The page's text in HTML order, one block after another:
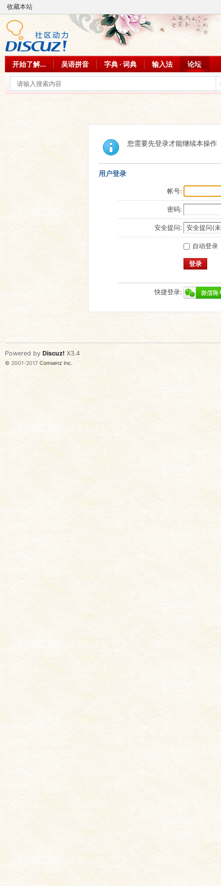
收藏本站
开始了解... 吴语拼音 字典 · 词典 输入法 论坛
您需要先登录才能继续本操作
用户登录
帐号:
密码:
安全提问:
自动登录
登录
快捷登录:
Powered by Discuz! X3.4
© 2001-2017 Comsenz Inc.